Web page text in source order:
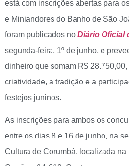
está com inscrições abertas para
e Miniandores do Banho de São
foram publicados no Diário Oficial
segunda-feira, 1º de junho, e
dinheiro que somam R$
criatividade, a tradição e a
festejos juninos.
As inscrições para ambos os
entre os dias 8 e 16 de junho, na
Cultura de Corumbá, localizada na